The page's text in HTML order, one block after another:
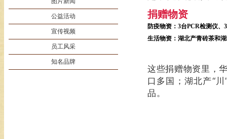
公益活动
宣传视频
员工风采
知名品牌
捐赠物资
防疫物资：3台PCR检测仪
生活物资：湖北产青砖茶和
这些捐赠物资里，
口多国；湖北产“
品。